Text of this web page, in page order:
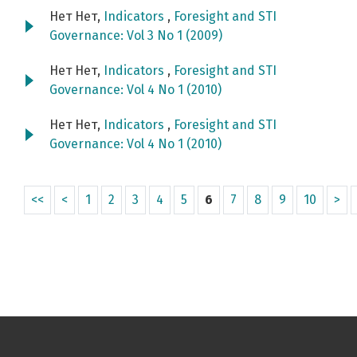
Нет Нет, Indicators , Foresight and STI
Governance: Vol 3 No 1 (2009)
Нет Нет, Indicators , Foresight and STI
Governance: Vol 4 No 1 (2010)
Нет Нет, Indicators , Foresight and STI
Governance: Vol 4 No 1 (2010)
<< < 1 2 3 4 5 6 7 8 9 10 >